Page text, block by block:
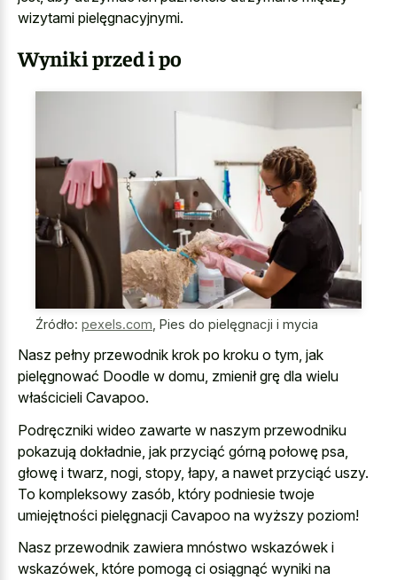
wizytami pielęgnacyjnymi.
Wyniki przed i po
Źródło: pexels.com Pies do pielęgnacji i mycia
Nasz pełny przewodnik krok po kroku o tym, jak
pielęgnować Doodle w domu, zmienił grę dla wielu
właścicieli Cavapoo.
Podręczniki wideo zawarte w naszym przewodniku
pokazują dokładnie, jak przyciąć górną połowę psa,
głowę i twarz, nogi, stopy, łapy, a nawet przyciąć uszy.
To kompleksowy zasób, który podniesie twoje
umiejętności pielęgnacji Cavapoo na wyższy poziom!
Nasz przewodnik zawiera mnóstwo wskazówek i
wskazówek, które pomogą ci osiągnąć wyniki na